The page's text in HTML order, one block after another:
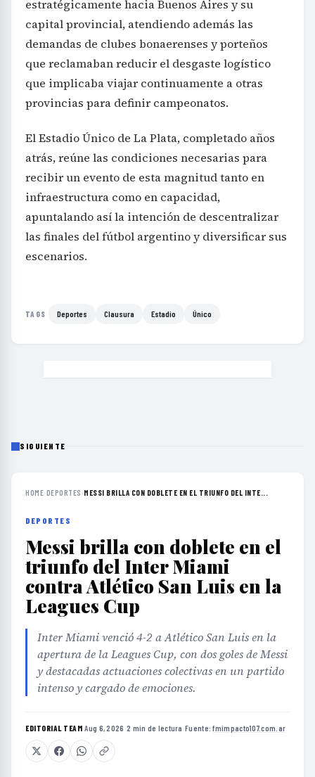
estratégicamente hacia Buenos Aires y su
capital provincial, atendiendo además las
demandas de clubes bonaerenses y porteños
que reclamaban reducir el desgaste logístico
que implicaba viajar continuamente a otras
provincias para definir campeonatos.
El Estadio Único de La Plata, completado años
atrás, reúne las condiciones necesarias para
recibir un evento de esta magnitud tanto en
infraestructura como en capacidad,
apuntalando así la intención de descentralizar
las finales del fútbol argentino y diversificar sus
escenarios.
TAGS Deportes Clausura Estadio Único
SIGUIENTE
HOME›DEPORTES ›MESSI BRILLA CON DOBLETE EN EL TRIUNFO DEL INTE...
DEPORTES
Messi brilla con doblete en el
triunfo del Inter Miami
contra Atlético San Luis en la
Leagues Cup
Inter Miami venció 4-2 a Atlético San Luis en la
apertura de la Leagues Cup, con dos goles de Messi
y destacadas actuaciones colectivas en un partido
intenso y cargado de emociones.
EDITORIAL TEAM·Aug 6, 2026 ·2 min de lectura ·Fuente:fmimpacto107.com.ar